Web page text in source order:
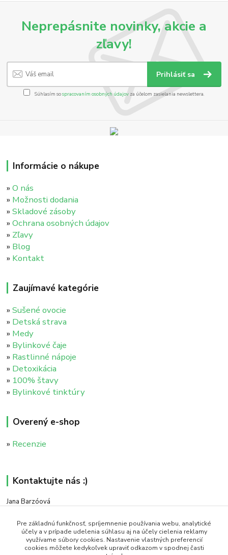
Neprepásnite novinky, akcie a
zľavy!
Prihlásiť sa
Súhlasím sospracovaním osobných údajov za účelom zasielania newslettera.
Informácie o nákupe
»O nás
» Možnosti dodania
»Skladové zásoby
»Ochrana osobných údajov
» Zľavy
» Blog
» Kontakt
Zaujímavé kategórie
»Sušené ovocie
» Detská strava
» Medy
» Bylinkové čaje
» Rastlinné nápoje
» Detoxikácia
» 100% štavy
» Bylinkové tinktúry
Overený e-shop
» Recenzie
Kontaktujte nás :)
Jana Barzóová
(PO - PIA, 8:00 - 18:00)
objednavky@naturaj.sk
Pre základnú funkčnosť, spríjemnenie používania webu, analytické
účely a v prípade udelenia súhlasu aj na účely cielenia reklamy
využívame súbory cookies. Nastavenie vlastných preferencií
cookies môžete kedykoľvek upraviť odkazom v spodnej časti